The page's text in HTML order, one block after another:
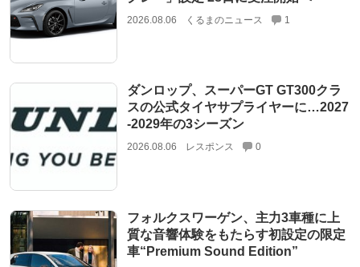
2026.08.06 くるまのニュース 1
ダンロップ、スーパーGT GT300クラ
スの公式タイヤサプライヤーに…2027
‐2029年の3シーズン
2026.08.06 レスポンス 0
フォルクスワーゲン、主力3車種に上
質な音響体験をもたらす初設定の限定
車“Premium Sound Edition”